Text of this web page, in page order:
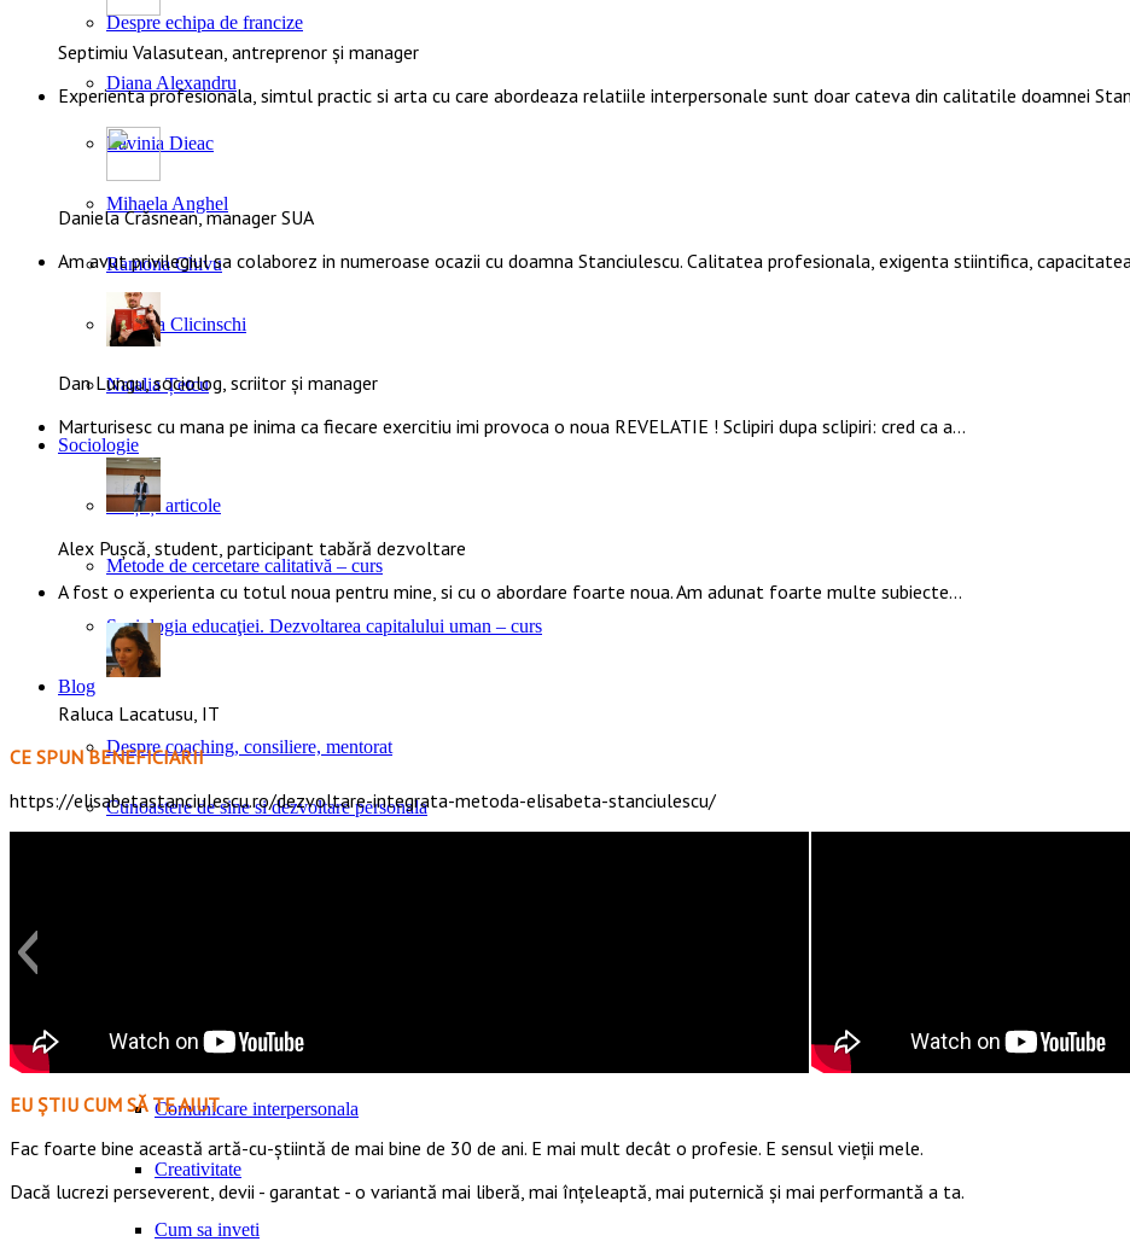
Despre echipa de francize
Diana Alexandru
Lavinia Dieac
Mihaela Anghel
Ramona Chivu
Claudia Clicinschi
Natalia Țetcu
Sociologie
Cărți și articole
Metode de cercetare calitativă – curs
Sociologia educaţiei. Dezvoltarea capitalului uman – curs
Blog
Despre coaching, consiliere, mentorat
Cunoastere de sine si dezvoltare personala
Psihologie pozitiva aplicata
Comunicare interpersonala
Creativitate
Cum sa inveti
Septimiu Valasutean, antreprenor și manager
Experienta profesionala, simtul practic si arta cu care abordeaza relatiile interpersonale sunt doar cateva din calitatile doamnei
Daniela Crăsnean, manager SUA
Am avut privilegiul sa colaborez in numeroase ocazii cu doamna Stanciulescu. Calitatea profesionala, exigenta stiintifica,
Dan Lungu, sociolog, scriitor și manager
Marturisesc cu mana pe inima ca fiecare exercitiu imi provoca o noua REVELATIE ! Sclipiri dupa sclipiri: cred ca a…
Alex Pușcă, student, participant tabără dezvoltare
A fost o experienta cu totul noua pentru mine, si cu o abordare foarte noua. Am adunat foarte multe subiecte…
Raluca Lacatusu, IT
CE SPUN BENEFICIARII
https://elisabetastanciulescu.ro/dezvoltare-integrata-metoda-elisabeta-stanciulescu/
EU ȘTIU CUM SĂ TE AJUT
Fac foarte bine această artă-cu-știintă de mai bine de 30 de ani. E mai mult decât o profesie. E sensul vieții mele.
Dacă lucrezi perseverent, devii - garantat - o variantă mai liberă, mai înțeleaptă, mai puternică și mai performantă a ta.